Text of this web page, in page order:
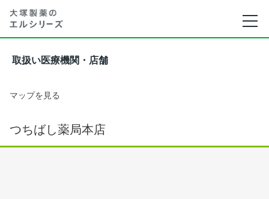
取扱い医療機関・店舗
マップを見る
つちばし薬局本店